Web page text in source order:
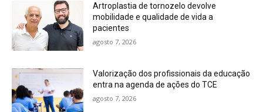
Artroplastia de tornozelo devolve
mobilidade e qualidade de vida a
pacientes
agosto 7, 2026
Valorização dos profissionais da educação
entra na agenda de ações do TCE
agosto 7, 2026